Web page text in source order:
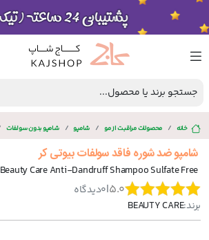
جستجو برند یا محصول...
خانه محصولات مراقبت از مو شامپو شامپو بدون سولفات
شامپو ضد شوره فاقد سولفات بیوتی کر
Beauty Care Anti-Dandruff Shampoo Sulfate Free
5.0
|
0دیدگاه
برند:BEAUTY CARE